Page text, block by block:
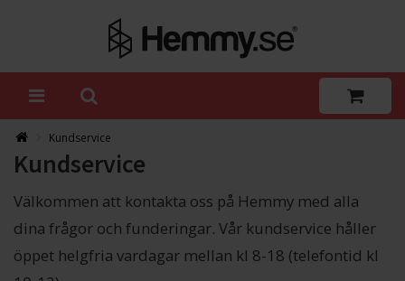
Kundservice
Kundservice
Välkommen att kontakta oss på Hemmy med alla
dina frågor och funderingar. Vår kundservice håller
öppet helgfria vardagar mellan kl 8-18 (telefontid kl